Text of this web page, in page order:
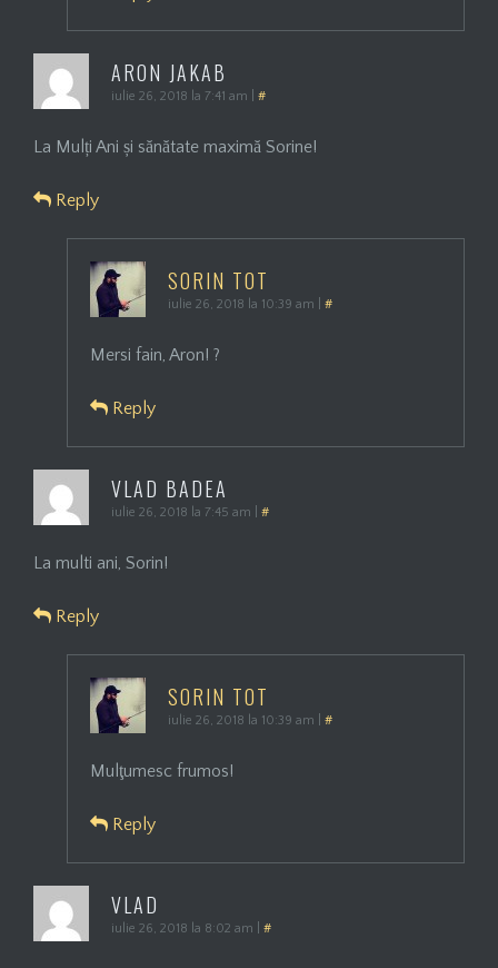
ARON JAKAB
iulie 26, 2018 la 7:41 am #
La Mulți Ani și sănătate maximă Sorine!
Reply
SORIN TOT
iulie 26, 2018 la 10:39 am #
Mersi fain, Aron! ?
Reply
VLAD BADEA
iulie 26, 2018 la 7:45 am #
La multi ani, Sorin!
Reply
SORIN TOT
iulie 26, 2018 la 10:39 am #
Mulţumesc frumos!
Reply
VLAD
iulie 26, 2018 la 8:02 am #